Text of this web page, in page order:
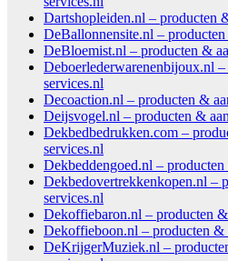
Dartshopleiden.nl – producten
DeBallonnensite.nl –
DeBloemist.nl – producten &
Deboerlederwarenenbijoux.nl
services.nl
Decoaction.nl – producten &
Deijsvogel.nl – producten &
Dekbedbedrukken.com –
services.nl
Dekbeddengoed.nl –
Dekbedovertrekkenkopen.nl –
services.nl
Dekoffiebaron.nl – producten
Dekoffieboon.nl – producten &
DeKrijgerMuziek.nl –